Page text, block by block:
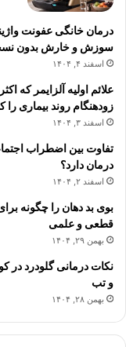
سوزش و خارش بدون
اسفند ۴, ۱۴۰۴
علائم اولیه آلزایمر که
زودهنگام روند بیماری را
اسفند ۳, ۱۴۰۴
تفاوت بین اضطراب
درمان دارد؟
اسفند ۲, ۱۴۰۴
قطعی و علمی
بهمن ۲۹, ۱۴۰۴
نکات درمانی گلودرد در
و تب
بهمن ۲۸, ۱۴۰۴